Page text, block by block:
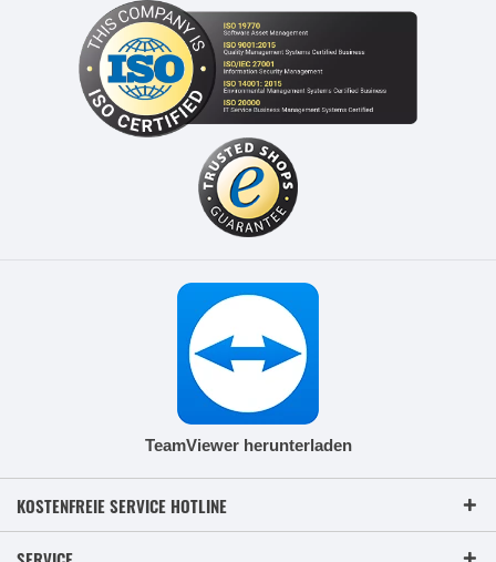
TeamViewer herunterladen
KOSTENFREIE SERVICE HOTLINE